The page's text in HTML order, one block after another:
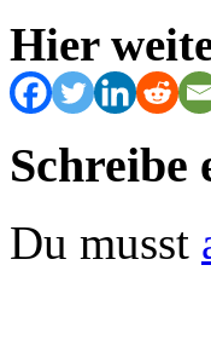
Hier
Schreibe
Du musst